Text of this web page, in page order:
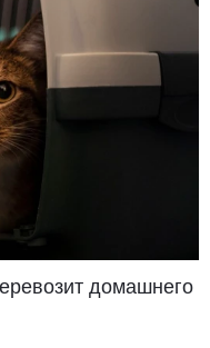
домашнего